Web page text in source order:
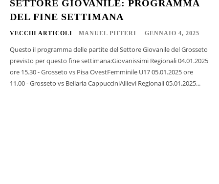
SETTORE GIOVANILE: PROGRAMMA
DEL FINE SETTIMANA
VECCHI ARTICOLI MANUEL PIFFERI - GENNAIO 4, 2025
Questo il programma delle partite del Settore Giovanile del Grosseto
previsto per questo fine settimana:Giovanissimi Regionali 04.01.2025
ore 15.30 - Grosseto vs Pisa OvestFemminile U17 05.01.2025 ore
11.00 - Grosseto vs Bellaria CappucciniAllievi Regionali 05.01.2025...